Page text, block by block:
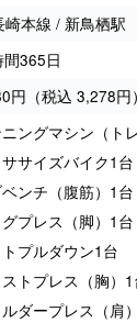
崎本線 / 新鳥栖
365日
円（税込 3,278円）
ングマシン（ト
サイズバイク1台
ンチ（腹筋）1台
プレス（脚）1台
プルダウン1台
トプレス（胸）1
ダープレス（肩